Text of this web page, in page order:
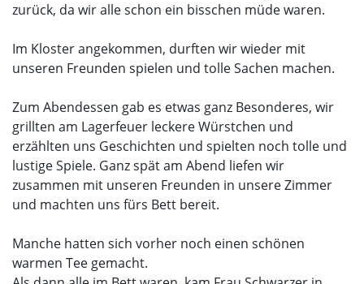
zurück, da wir alle schon ein bisschen müde waren.
Im Kloster angekommen, durften wir wieder mit
unseren Freunden spielen und tolle Sachen machen.
Zum Abendessen gab es etwas ganz Besonderes, wir
grillten am Lagerfeuer leckere Würstchen und
erzählten uns Geschichten und spielten noch tolle und
lustige Spiele. Ganz spät am Abend liefen wir
zusammen mit unseren Freunden in unsere Zimmer
und machten uns fürs Bett bereit.
Manche hatten sich vorher noch einen schönen
warmen Tee gemacht.